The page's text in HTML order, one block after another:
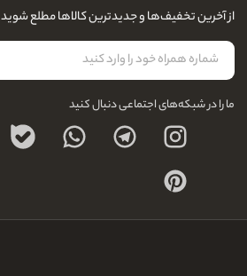
نحوه ارسال کالا
نحوه بازگشت کالا
درباره ما
لیست علاقه‌مندی
حساب کاربری
از آخرین تخفیف‌ها و جدیدترین کالاها مطلع شوید
ما را در شبکه‌های اجتماعی دنبال کنید